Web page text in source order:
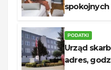
PODATKI
Urząd
adres,